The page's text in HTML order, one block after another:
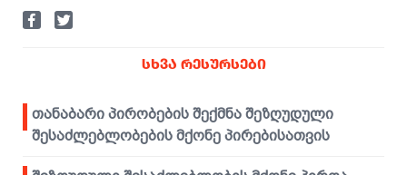
ᲡᲮᲕᲐ ᲠᲔᲡᲣᲠᲡᲔᲑᲘ
თანაბარი პირობების შექმნა შეზღუდული
შესაძლებლობების მქონე პირებისათვის